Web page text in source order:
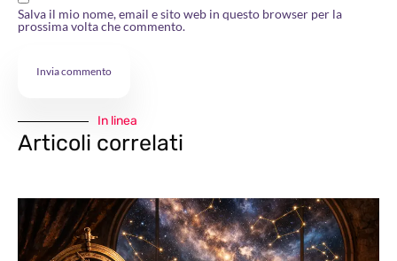
Salva il mio nome, email e sito web in questo browser per la
prossima volta che commento.
In linea
Articoli correlati